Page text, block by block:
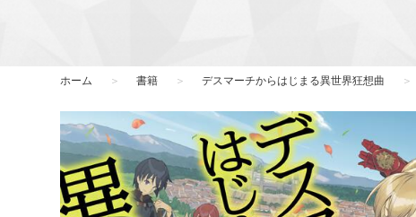
ホーム 書籍 デスマーチからはじまる異世界狂想曲